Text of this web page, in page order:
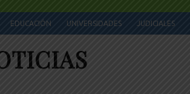
EDUCACIÓN UNIVERSIDADES JUDICIALES